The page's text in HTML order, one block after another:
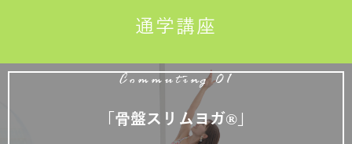
通学講座
Commuting 01
「骨盤スリムヨガ®」